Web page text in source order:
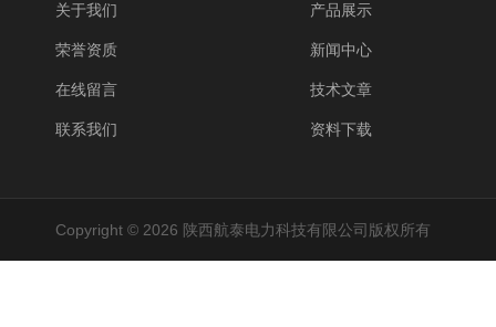
关于我们
荣誉资质
在线留言
联系我们
产品展示
新闻中心
技术文章
资料下载
Copyright © 2026 陕西航泰电力科技有限公司版权所有